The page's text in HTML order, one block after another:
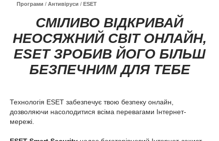
Програми / Антивіруси / ESET
СМІЛИВО ВІДКРИВАЙ
НЕОСЯЖНИЙ СВІТ ОНЛАЙН,
ESET ЗРОБИВ ЙОГО БІЛЬШ
БЕЗПЕЧНИМ ДЛЯ ТЕБЕ
Технологія ESET забезпечує твою безпеку онлайн,
дозволяючи насолодитися всіма перевагами Інтернет-
мережі.